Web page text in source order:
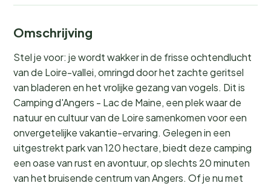
Omschrijving
Stel je voor: je wordt wakker in de frisse ochtendlucht
van de Loire-vallei, omringd door het zachte geritsel
van bladeren en het vrolijke gezang van vogels. Dit is
Camping d'Angers - Lac de Maine, een plek waar de
natuur en cultuur van de Loire samenkomen voor een
onvergetelijke vakantie-ervaring. Gelegen in een
uitgestrekt park van 120 hectare, biedt deze camping
een oase van rust en avontuur, op slechts 20 minuten
van het bruisende centrum van Angers. Of je nu met